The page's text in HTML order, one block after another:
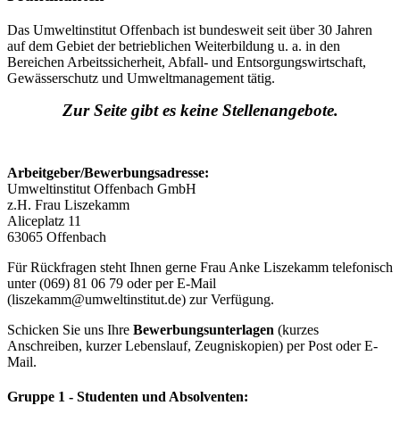
Das Umweltinstitut Offenbach ist bundesweit seit über 30 Jahren
auf dem Gebiet der betrieblichen Weiterbildung u. a. in den
Bereichen Arbeitssicherheit, Abfall-​​ und Entsorgungswirtschaft,
Gewässerschutz und Umweltmanagement tätig.
Zur Seite gibt es keine Stellenangebote.
Arbeitgeber/Bewerbungsadresse:
Umweltinstitut Offenbach GmbH
z.H. Frau Liszekamm
Aliceplatz 11
63065 Offenbach
Für Rückfragen steht Ihnen gerne Frau Anke Liszekamm telefonisch
unter (069) 81 06 79 oder per E-Mail
(liszekamm@umweltinstitut.de) zur Verfügung.
Schicken Sie uns Ihre Bewerbungsunterlagen (kurzes
Anschreiben, kurzer Lebenslauf, Zeugniskopien) per Post oder E-
Mail.
Gruppe 1 - Studenten und Absolventen: